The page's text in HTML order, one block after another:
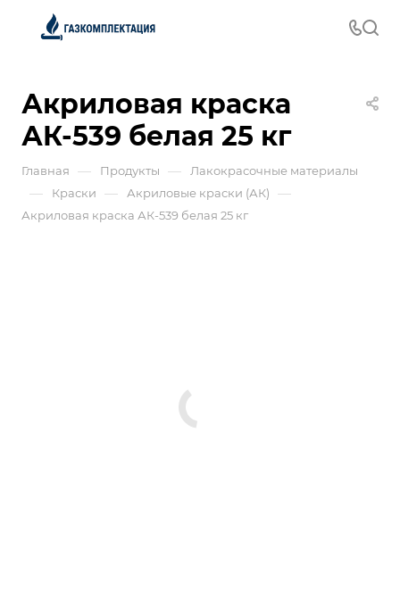
Акриловая краска
АК-539 белая 25 кг
Главная — Продукты — Лакокрасочные материалы
— Краски — Акриловые краски (АК) —
Акриловая краска АК-539 белая 25 кг